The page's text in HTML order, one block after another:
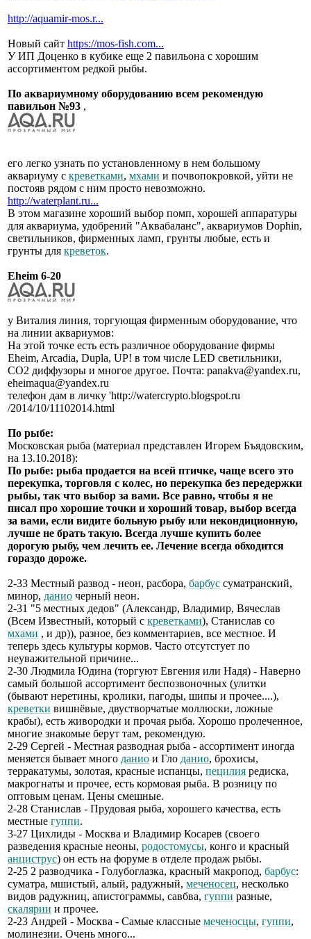
http://aquamir-mos.r...
Новый сайт https://mos-fish.com...
У ИП Доценко в кубике еще 2 павильона с хорошим
ассортиментом редкой рыбы.
По аквариумному оборудованию всем рекомендую
павильон №93 ,
его легко узнать по установленному в нем большому
аквариуму с креветками, мхами и почвопокровкой, уйти не
постояв рядом с ним просто невозможно.
http://waterplant.ru...
В этом магазине хороший выбор помп, хорошей аппаратуры
для аквариума, удобрений "Аквабаланс", аквариумов Dophin,
светильников, фирменных ламп, грунты любые, есть и
грунты для креветок.
Eheim 6-20
у Виталия линия, торгующая фирменным оборудование, что
на линии аквариумов:
На этой точке есть есть различное оборудование фирмы
Eheim, Arcadia, Dupla, UP! в том числе LED светильники,
СО2 диффузоры и многое другое. Почта: panakva@yandex.ru,
eheimaqua@yandex.ru
телефон дам в личку 'http://watercrypto.blogspot.ru
/2014/10/11102014.html
По рыбе:
Московская рыба (материал представлен Игорем Бъядовским,
на 13.10.2018):
По рыбе: рыба продается на всей птичке, чаще всего это
перекупка, торговля с колес, но перекупка без передержки
рыбы, так что выбор за вами. Все равно, чтобы я не
писал про хорошие точки и хороший товар, выбор всегда
за вами, если видите больную рыбу или некондиционную,
лучше не брать такую. Всегда лучше купить более
дорогую рыбу, чем лечить ее. Лечение всегда обходится
гораздо дороже.
2-33 Местный развод - неон, расбора, барбус суматранский,
минор, данио черный неон.
2-31 "5 местных дедов" (Александр, Владимир, Вячеслав
(Всем Известный, который с креветками), Станислав со
мхами , и др)), разное, без комментариев, все местное. И
теперь здесь культуры кормов. Часто отсутстует по
неуважительной причине...
2-30 Людмила Юдина (торгуют Евгения или Надя) - Наверно
самый большой ассортимент беспозвоночных (улитки
(бывают неретины, кролики, пагоды, шипы и прочее....),
креветки вишнёвые, двустворчатые моллюски, ложные
крабы), есть живородки и прочая рыба. Хорошо пролеченное,
многие знакомые берут там, рекомендую.
2-29 Сергей - Местная разводная рыба - ассортимент иногда
меняется бывает много данио и Гло данио, брохисы,
терракатумы, золотая, красные испанцы, пецилия редиска,
макрогнаты и прочее, есть кормовая рыба. В розницу по
оптовым ценам. Цены смешные.
2-28 Станислав - Прудовая рыба, хорошего качества, есть
местные гуппи.
3-27 Цихлиды - Москва и Владимир Косарев (своего
разведения красные неоны, родостомусы, конго и красный
анциструс) он есть на форуме в отделе продаж рыбы.
2-25 2 разводчика - Голубоглазка, красный макропод, барбус:
суматра, мшистый, алый, радужный, меченосец, несколько
видов радужниц, апистограммы, савбва, гуппи разные,
скалярии и прочее.
2-23 Андрей - Москва - Самые классные меченосцы, гуппи,
молинезии. Очень много...